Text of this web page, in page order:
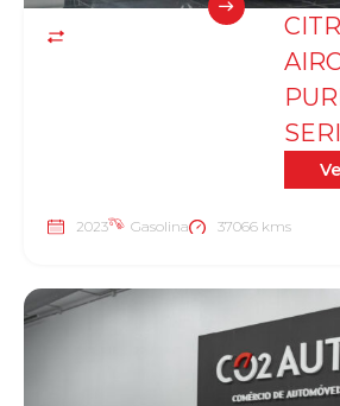
2023 Gasolina 37066 kms